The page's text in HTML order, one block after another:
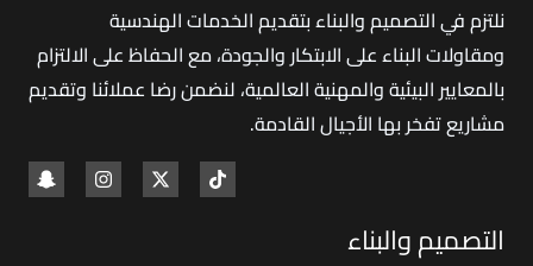
نلتزم في التصميم والبناء بتقديم الخدمات الهندسية
ومقاولات البناء على الابتكار والجودة، مع الحفاظ على الالتزام
بالمعايير البيئية والمهنية العالمية، لنضمن رضا عملائنا وتقديم
مشاريع تفخر بها الأجيال القادمة.
التصميم والبناء